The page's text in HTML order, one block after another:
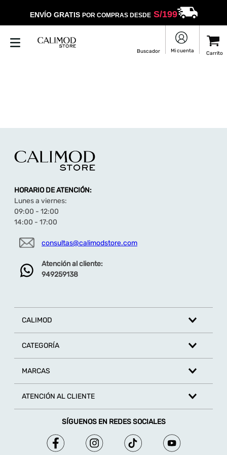
ENVÍO GRATIS POR COMPRAS DESDES/199
HORARIO DE ATENCIÓN:
Lunes a viernes:
09:00 - 12:00
14:00 - 17:00
consultas@calimodstore.com
Atención al cliente:
949259138
CALIMOD
CATEGORÍA
MARCAS
ATENCIÓN AL CLIENTE
SÍGUENOS EN REDES SOCIALES